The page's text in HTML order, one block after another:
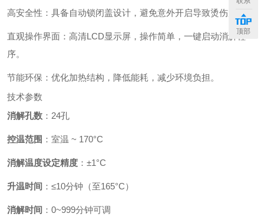
高安全性：具备自动锁闭盖设计，避免意外开启导致烫伤风险。
直观操作界面：高清LCD显示屏，操作简单，一键启动消解程
序。
节能环保：优化加热结构，降低能耗，减少环境负担。
技术参数
消解孔数 ：24孔
控温范围 ：室温 ~ 170°C
消解温度设定精度 ：±1°C
升温时间 ：≤10分钟（至165°C）
消解时间 ：0~999分钟可调
顶部